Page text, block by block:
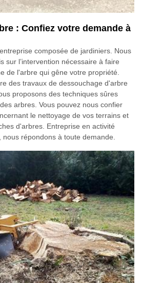
: Confiez votre demande à
composée de jardiniers. Nous
sur l’intervention nécessaire à faire
de l'arbre qui gêne votre propriété.
des travaux de dessouchage d'arbre
proposons des techniques sûres
arbres. Vous pouvez nous confier
le nettoyage de vos terrains et
d'arbres. Entreprise en activité
répondons à toute demande.